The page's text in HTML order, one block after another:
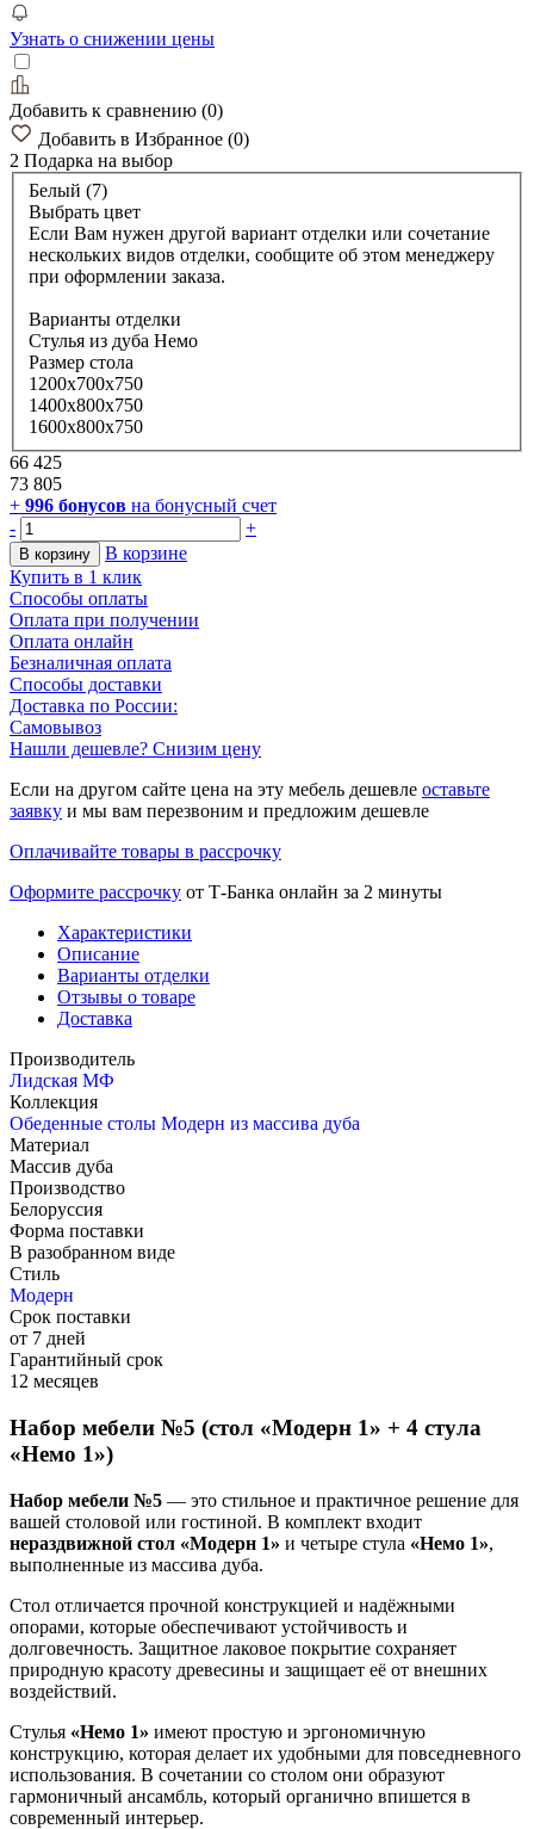
Узнать о снижении цены
Добавить к сравнению (0)
Добавить в Избранное (0)
2 Подарка на выбор
Белый (7)
Выбрать цвет
Если Вам нужен другой вариант отделки или сочетание
нескольких видов отделки, сообщите об этом менеджеру
при оформлении заказа.
Варианты отделки
Стулья из дуба Немо
Размер стола
1200х700х750
1400х800х750
1600х800х750
66 425
73 805
+ 996 бонусов на бонусный счет
-
+
В корзину
В корзине
Купить в 1 клик
Способы оплаты
Оплата при получении
Оплата онлайн
Безналичная оплата
Способы доставки
Доставка по России:
Самовывоз
Нашли дешевле? Снизим цену
Если на другом сайте цена на эту мебель дешевле оставьте
заявку и мы вам перезвоним и предложим дешевле
Оплачивайте товары в рассрочку
Оформите рассрочку от Т-Банка онлайн за 2 минуты
Характеристики
Описание
Варианты отделки
Отзывы о товаре
Доставка
Производитель
Лидская МФ
Коллекция
Обеденные столы Модерн из массива дуба
Материал
Массив дуба
Производство
Белоруссия
Форма поставки
В разобранном виде
Стиль
Модерн
Срок поставки
от 7 дней
Гарантийный срок
12 месяцев
Набор мебели №5 (стол «Модерн 1» + 4 стула
«Немо 1»)
Набор мебели №5 — это стильное и практичное решение для
вашей столовой или гостиной. В комплект входит
нераздвижной стол «Модерн 1» и четыре стула «Немо 1»,
выполненные из массива дуба.
Стол отличается прочной конструкцией и надёжными
опорами, которые обеспечивают устойчивость и
долговечность. Защитное лаковое покрытие сохраняет
природную красоту древесины и защищает её от внешних
воздействий.
Стулья «Немо 1» имеют простую и эргономичную
конструкцию, которая делает их удобными для повседневного
использования. В сочетании со столом они образуют
гармоничный ансамбль, который органично впишется в
современный интерьер.